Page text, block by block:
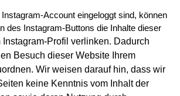
Account eingeloggt sind, können
des Instagram-Buttons die Inhalte dieser
Instagram-Profil verlinken. Dadurch
Besuch dieser Website Ihrem
Wir weisen darauf hin, dass wir
keine Kenntnis vom Inhalt der